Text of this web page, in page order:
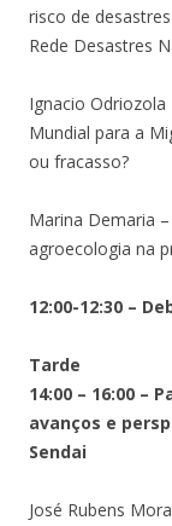
risco de
Rede Desastres
Ignacio
Mundial para a
ou fracasso?
Marina Demaria
agroecologia na
12:00-12:30 –
Tarde
14:00 – 16:00 –
avanços e
Sendai
José Rubens